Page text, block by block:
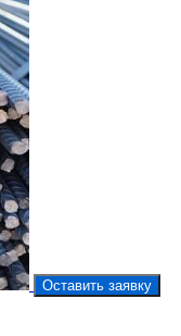
Оставить заявку